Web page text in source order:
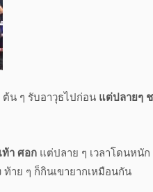
ต้น ๆ รับอาวุธไปก่อน แต่ปลายๆ
า ศอก แต่ปลาย ๆ เวลาโดนหนั
าย ๆ ก็กินเขายากเหมือนกัน